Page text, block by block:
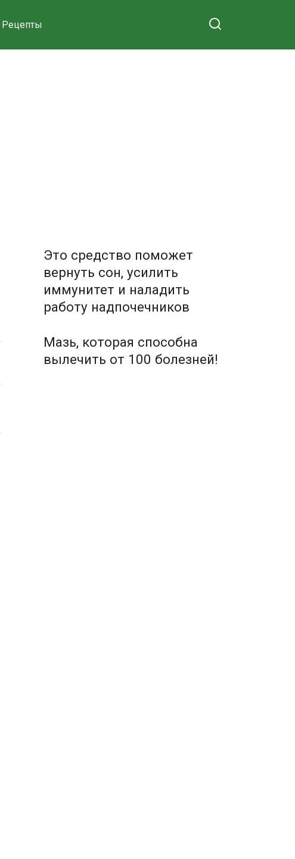
Рецепты
Это средство поможет
вернуть сон, усилить
иммунитет и наладить
работу надпочечников
Мазь, которая способна
вылечить от 100 болезней!